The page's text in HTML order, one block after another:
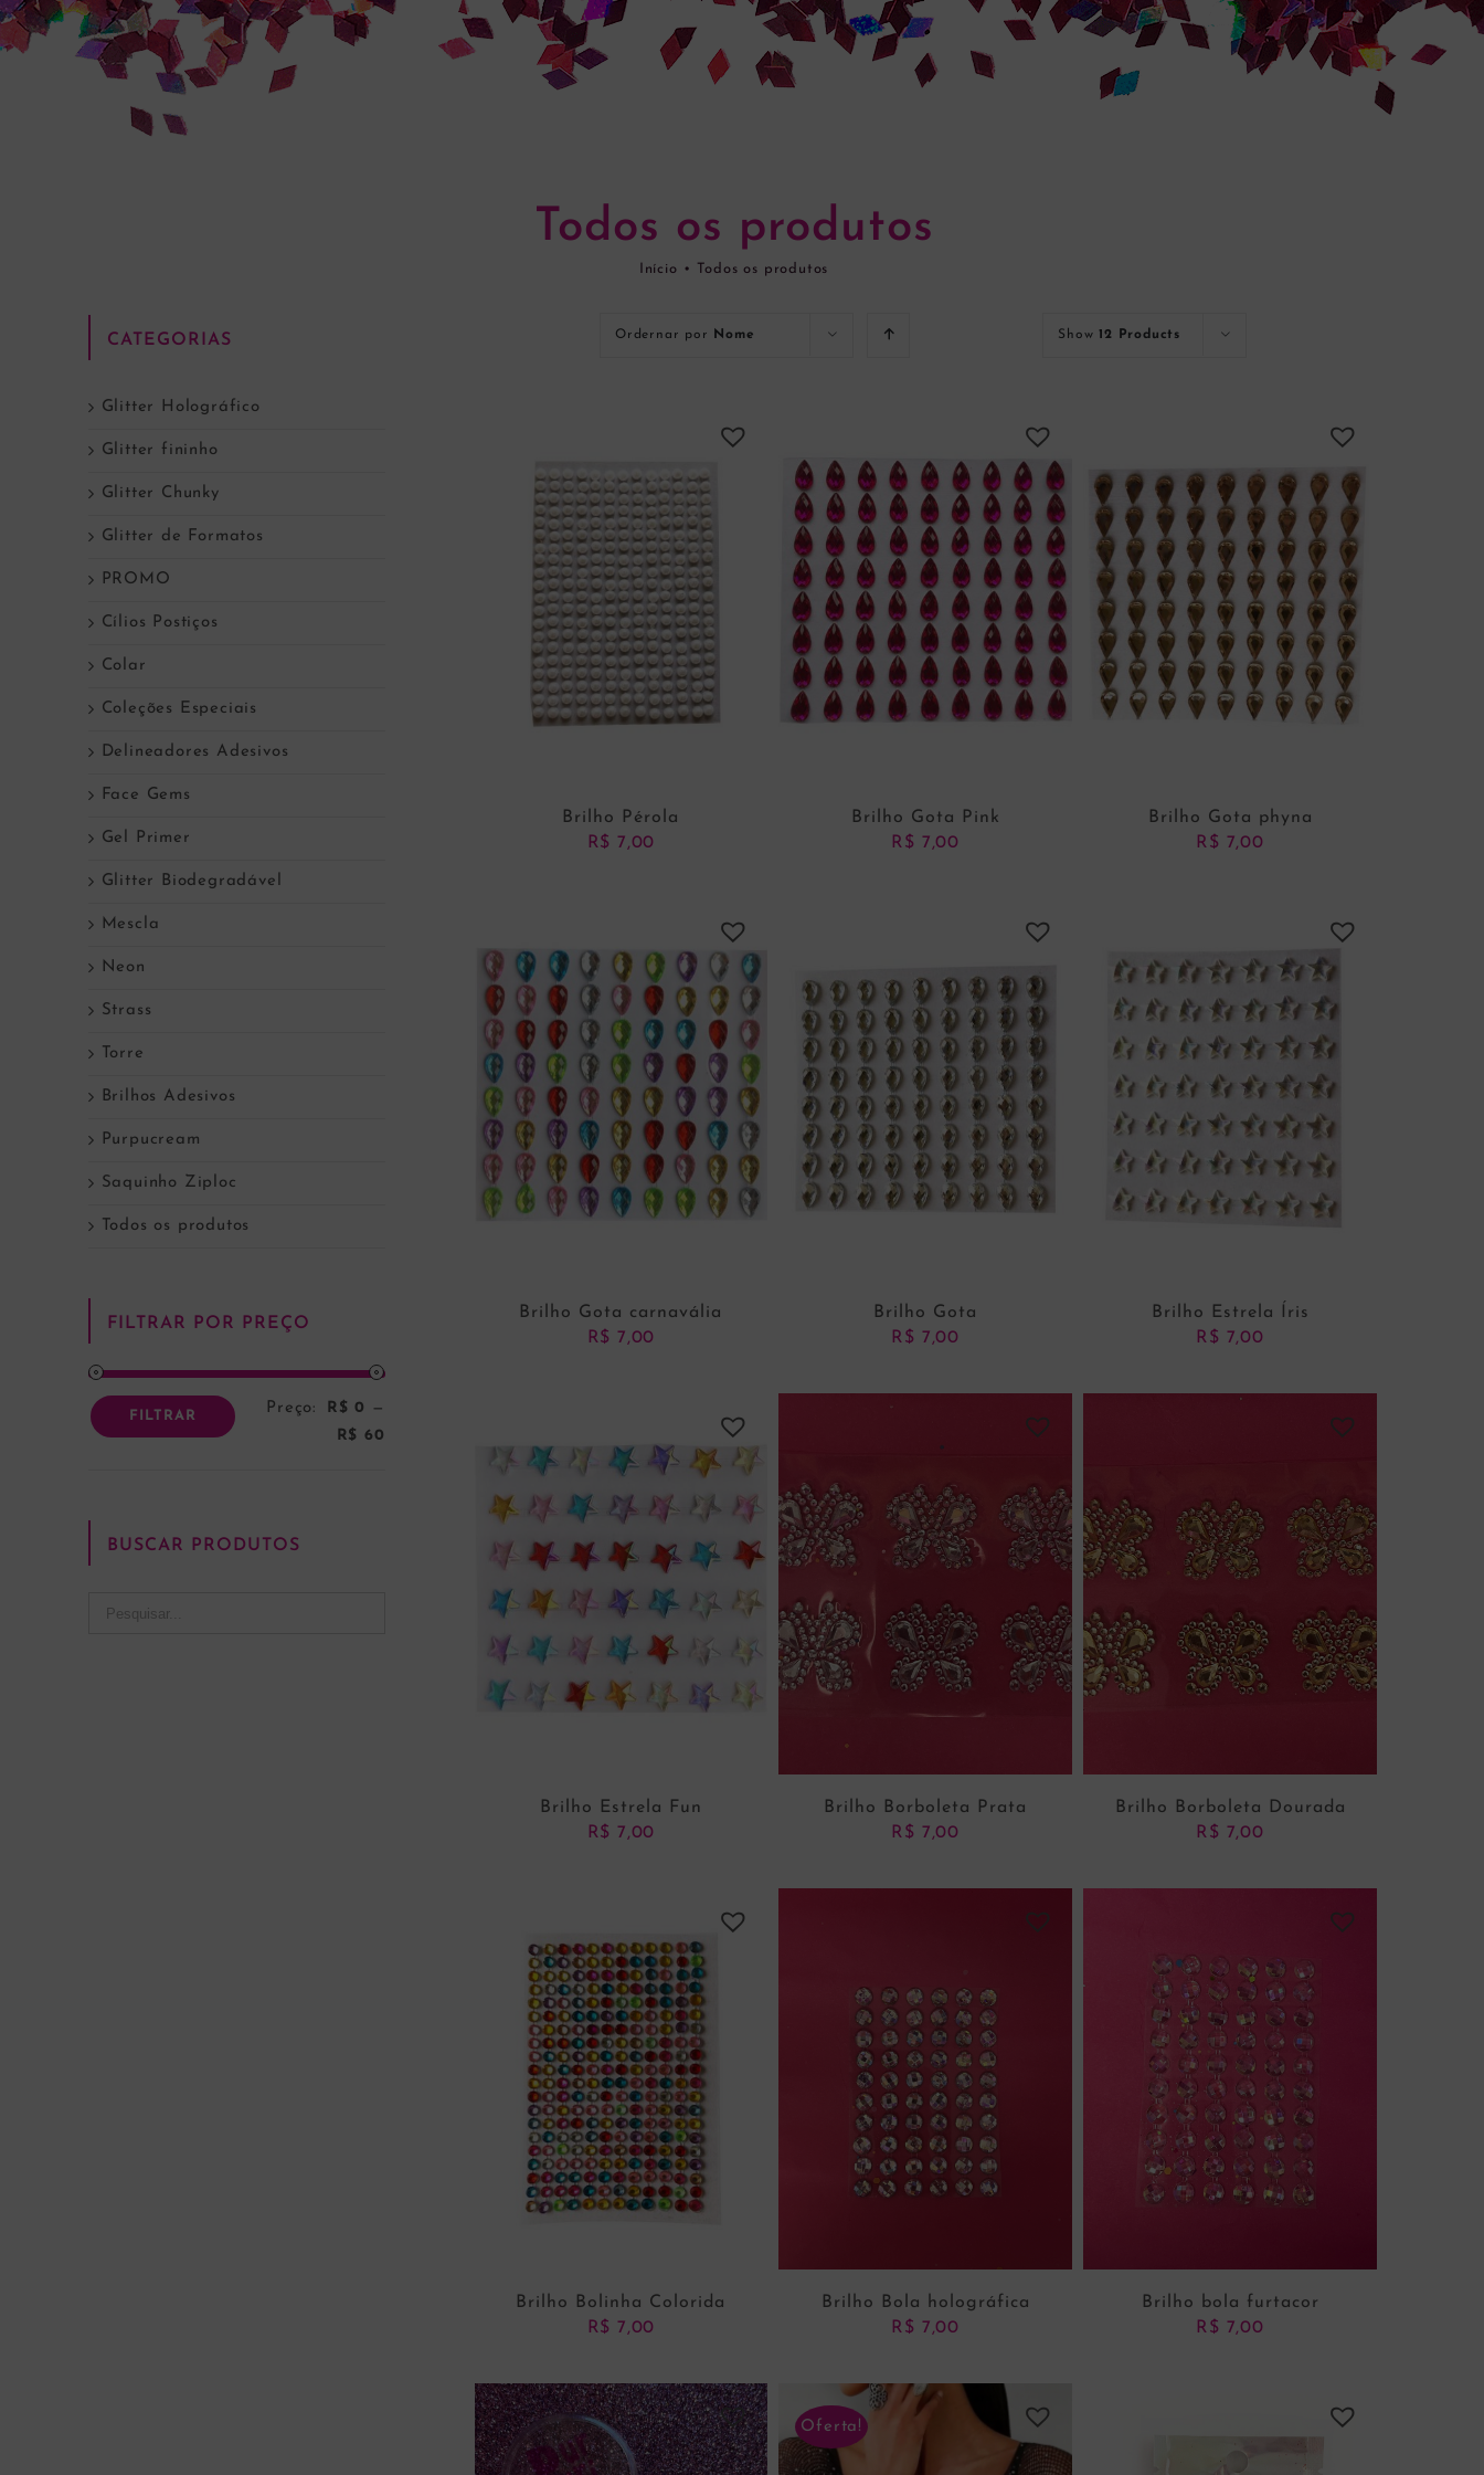
Todos os produtos
Início • Todos os produtos
Ordernar por Nome Show12 Products
ADICIONAR AO CARRINHO
Brilho Pérola
R$ 7,00
ADICIONAR AO CARRINHO
Brilho Gota Pink
R$ 7,00
ADICIONAR AO CARRINHO
Brilho Gota phyna
R$ 7,00
ADICIONAR AO CARRINHO
Brilho Gota carnavália
R$ 7,00
Brilho Gota
R$ 7,00
Brilho Estrela Íris
R$ 7,00
ADICIONAR AO CARRINHO
Brilho Estrela Fun
R$ 7,00
Brilho Borboleta Prata
R$ 7,00
ADICIONAR AO CARRINHO
Brilho Borboleta Dourada
R$ 7,00
ADICIONAR AO CARRINHO
Brilho Bolinha Colorida
R$ 7,00
ADICIONAR AO CARRINHO
Brilho Bola holográfica
R$ 7,00
ADICIONAR AO CARRINHO
Brilho bola furtacor
R$ 7,00
Oferta!
CATEGORIAS
Glitter Holográfico
Glitter fininho
Glitter Chunky
Glitter de Formatos
PROMO
Cílios Postiços
Colar
Coleções Especiais
Delineadores Adesivos
Face Gems
Gel Primer
Glitter Biodegradável
Mescla
Neon
Strass
Torre
Brilhos Adesivos
Purpucream
Saquinho Ziploc
Todos os produtos
FILTRAR POR PREÇO
FILTRAR Preço: R$ 0
—
R$ 60
BUSCAR PRODUTOS